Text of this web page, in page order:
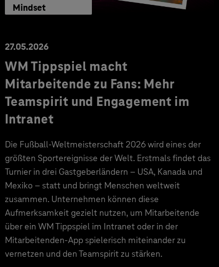
Mindset
27.05.2026
WM Tippspiel macht
Mitarbeitende zu Fans: Mehr
Teamspirit und Engagement im
Intranet
Die Fußball-Weltmeisterschaft 2026 wird eines der
größten Sportereignisse der Welt. Erstmals findet das
Turnier in drei Gastgeberländern – USA, Kanada und
Mexiko – statt und bringt Menschen weltweit
zusammen. Unternehmen können diese
Aufmerksamkeit gezielt nutzen, um Mitarbeitende
über ein WM Tippspiel im Intranet oder in der
Mitarbeitenden-App spielerisch miteinander zu
vernetzen und den Teamspirit zu stärken.